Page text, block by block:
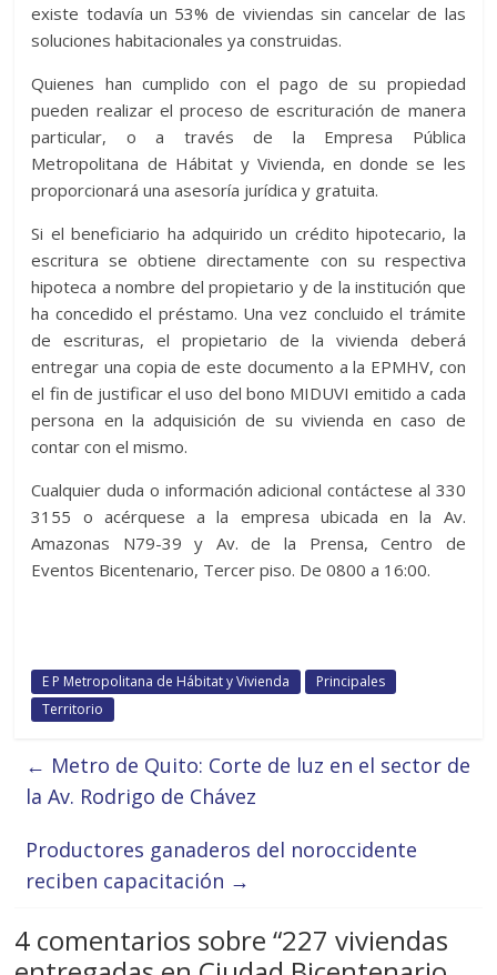
existe todavía un 53% de viviendas sin cancelar de las
soluciones habitacionales ya construidas.
Quienes han cumplido con el pago de su propiedad
pueden realizar el proceso de escrituración de manera
particular, o a través de la Empresa Pública
Metropolitana de Hábitat y Vivienda, en donde se les
proporcionará una asesoría jurídica y gratuita.
Si el beneficiario ha adquirido un crédito hipotecario, la
escritura se obtiene directamente con su respectiva
hipoteca a nombre del propietario y de la institución que
ha concedido el préstamo. Una vez concluido el trámite
de escrituras, el propietario de la vivienda deberá
entregar una copia de este documento a la EPMHV, con
el fin de justificar el uso del bono MIDUVI emitido a cada
persona en la adquisición de su vivienda en caso de
contar con el mismo.
Cualquier duda o información adicional contáctese al 330
3155 o acérquese a la empresa ubicada en la Av.
Amazonas N79-39 y Av. de la Prensa, Centro de
Eventos Bicentenario, Tercer piso. De 0800 a 16:00.
E P Metropolitana de Hábitat y Vivienda
Principales
Territorio
← Metro de Quito: Corte de luz en el sector de
la Av. Rodrigo de Chávez
Productores ganaderos del noroccidente
reciben capacitación →
4 comentarios sobre “227 viviendas